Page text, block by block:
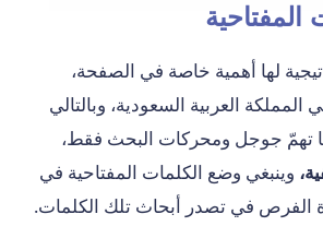
المفتاحية
لها أهمية خاصة في الصفحة،
المملكة العربية السعودية، وبالتالي
تهمّ جوجل ومحركات البحث فقط،
وينبغي وضع الكلمات المفتاحية في
الفرص في تصدر أبحاث تلك الكلمات.